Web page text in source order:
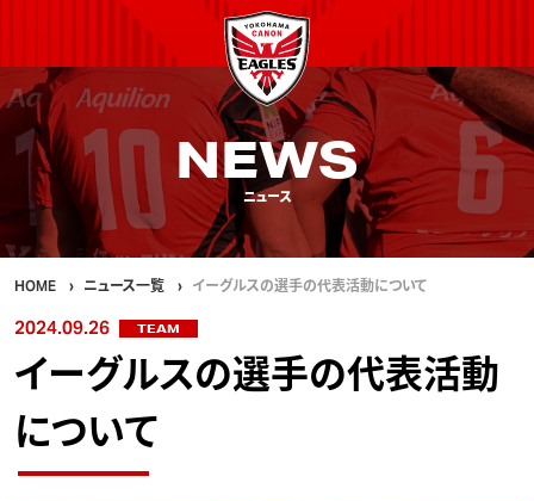
NEWS
ニュース
HOME ニュース一覧 イーグルスの選手の代表活動について
2024.09.26 TEAM
イーグルスの選手の代表活動
について